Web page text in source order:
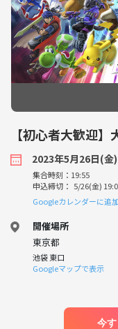
【初心者大歓迎
2023年5月26日(金
集合時刻：19:55
申込締切： 5/26(金)
Googleカレンダーに追
開催場所
東京都
池袋 東口
Googleマップで表示
今